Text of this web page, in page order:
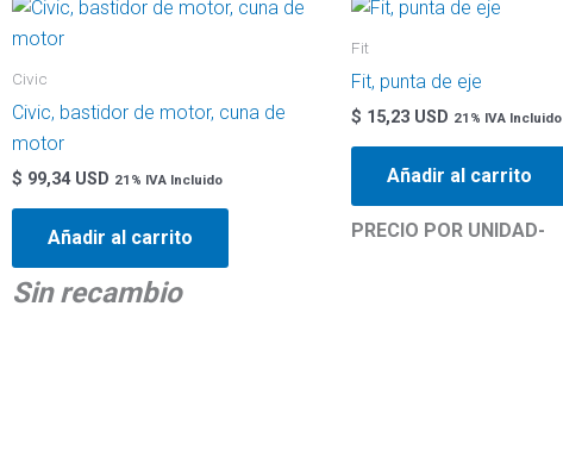
Civic
Civic, bastidor de motor, cuna de
motor
$ 99,34 USD 21% IVA Incluido
Añadir al carrito
Sin recambio
Fit
Fit, punta de eje
$ 15,23 USD 21% IVA Incluido
Añadir al carrito
PRECIO POR UNIDAD-